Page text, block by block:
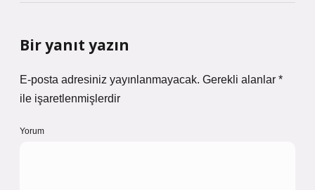
Bir yanıt yazın
E-posta adresiniz yayınlanmayacak. Gerekli alanlar *
ile işaretlenmişlerdir
Yorum